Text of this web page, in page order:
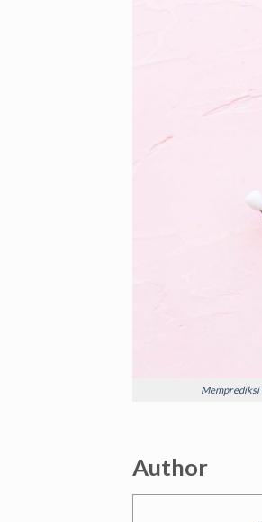
Memprediksi
Author